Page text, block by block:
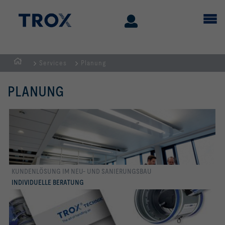
Home
Services Planung
PLANUNG
KUNDENLÖSUNG IM NEU- UND SANIERUNGSBAU
INDIVIDUELLE BERATUNG
mehr erfahren